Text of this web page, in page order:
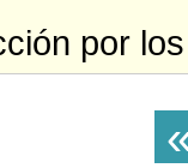
por